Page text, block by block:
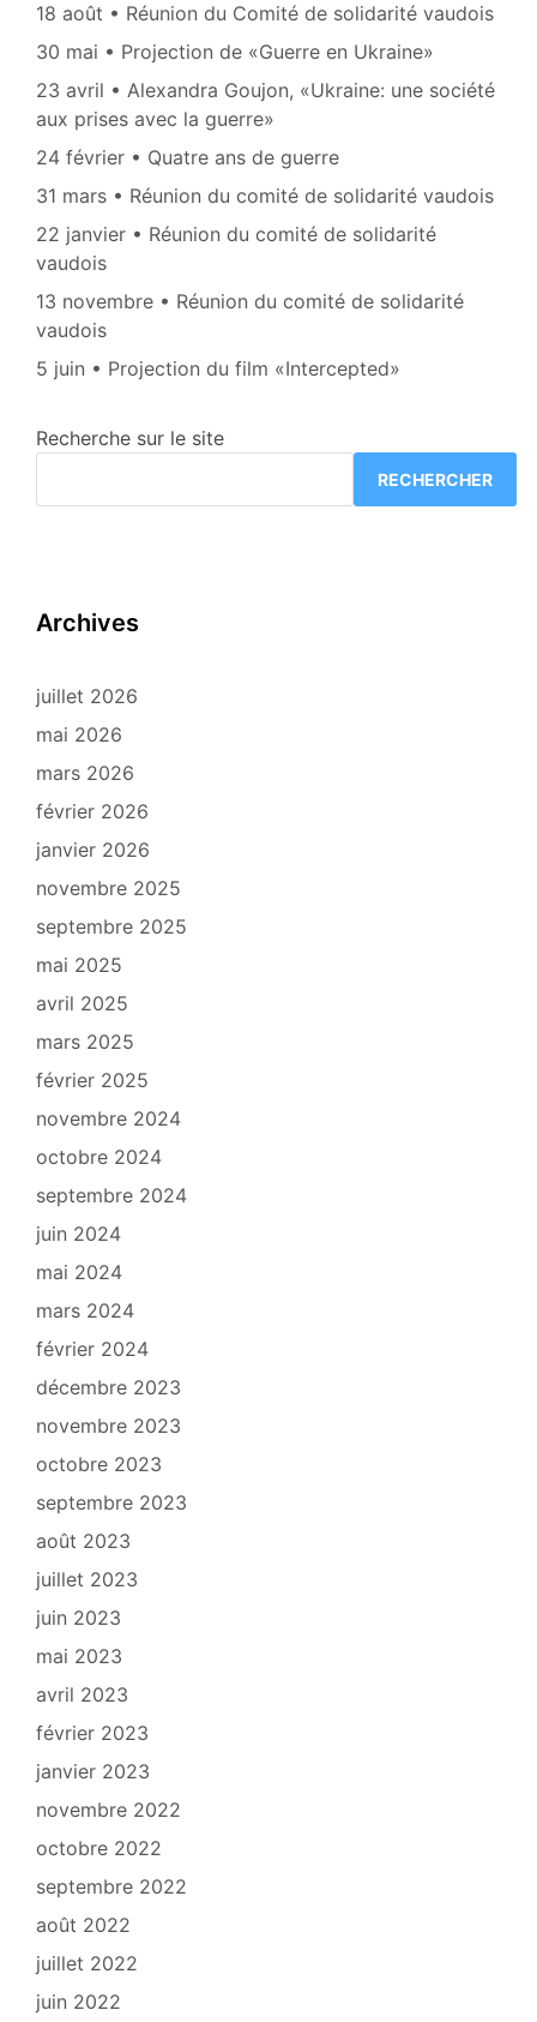
18 août • Réunion du Comité de solidarité vaudois
30 mai • Projection de «Guerre en Ukraine»
23 avril • Alexandra Goujon, «Ukraine: une société
aux prises avec la guerre»
24 février • Quatre ans de guerre
31 mars • Réunion du comité de solidarité vaudois
22 janvier • Réunion du comité de solidarité
vaudois
13 novembre • Réunion du comité de solidarité
vaudois
5 juin • Projection du film «Intercepted»
Recherche sur le site
RECHERCHER
Archives
juillet 2026
mai 2026
mars 2026
février 2026
janvier 2026
novembre 2025
septembre 2025
mai 2025
avril 2025
mars 2025
février 2025
novembre 2024
octobre 2024
septembre 2024
juin 2024
mai 2024
mars 2024
février 2024
décembre 2023
novembre 2023
octobre 2023
septembre 2023
août 2023
juillet 2023
juin 2023
mai 2023
avril 2023
février 2023
janvier 2023
novembre 2022
octobre 2022
septembre 2022
août 2022
juillet 2022
juin 2022